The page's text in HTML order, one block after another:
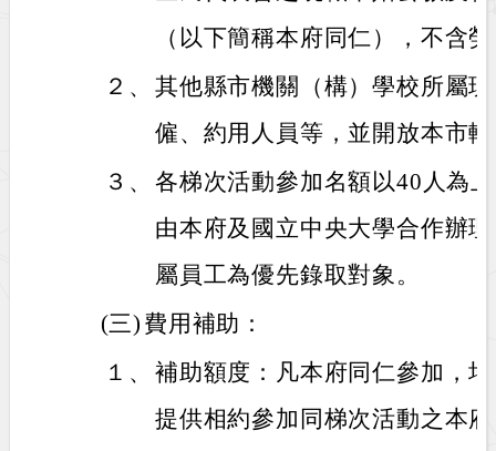
（以下簡稱本府同仁），不含
２、 其他縣市機關（構）學校所屬
僱、約用人員等，並開放本市
３、 各梯次活動參加名額以40人為
由本府及國立中央大學合作辦
屬員工為優先錄取對象。
(三) 費用補助：
１、 補助額度：凡本府同仁參加，
提供相約參加同梯次活動之本